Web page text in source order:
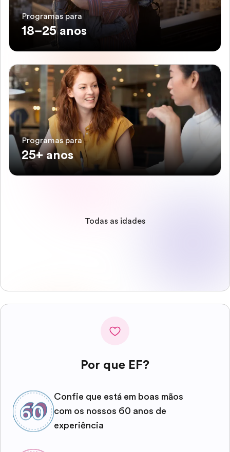
Programas para
18–25 anos
Programas para
25+ anos
Todas as idades
Por que EF?
Confie que está em boas mãos
com os nossos 60 anos de
experiência